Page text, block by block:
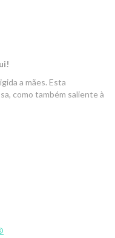
a mães. Esta
como também saliente à